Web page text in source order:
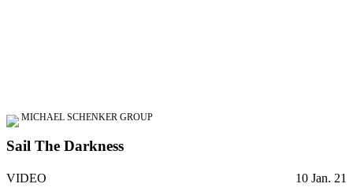
MICHAEL SCHENKER GROUP
Sail The Darkness
VIDEO 10 Jan. 21